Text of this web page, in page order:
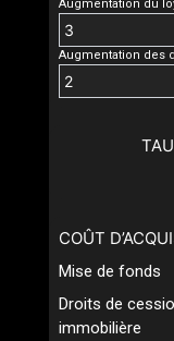
Augmentation du
Augmentation des
COÛT
Mise de fonds
Droits de
immobilière